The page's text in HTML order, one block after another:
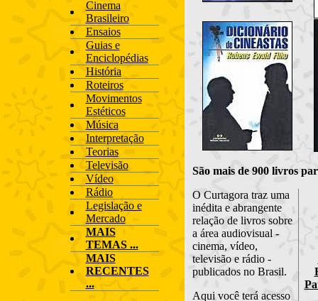
Cinema
Brasileiro
Ensaios
Guias e
Enciclopédias
História
Roteiros
Movimentos
Estéticos
Música
Interpretação
Teorias
Televisão
Vídeo
Rádio
Legislação e
Mercado
MAIS
TEMAS ...
MAIS
RECENTES
...
São mais de 900 livros
O Curtagora traz uma
inédita e abrangente
relação de livros sobre
a área audiovisual -
cinema, vídeo,
televisão e rádio -
publicados no Brasil.
Aqui você terá acesso